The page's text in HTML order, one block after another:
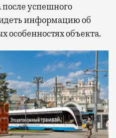
успешного
информацию об
особенностях объекта.